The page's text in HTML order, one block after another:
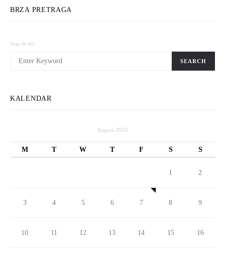
BRZA PRETRAGA
Search for:
SEARCH
KALENDAR
August 2026
M T W T F S S
1 2
3 4 5 6 7 8 9
10 11 12 13 14 15 16